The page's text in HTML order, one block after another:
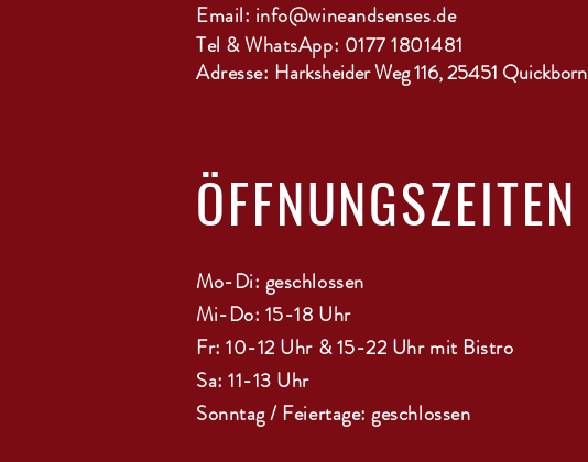
Email: info@wineandsenses.de
Tel & WhatsApp: 0177 1801481
Adresse: Harksheider Weg 116, 25451 Quickborn
ÖFFNUNGSZEITEN
Mo-Di: geschlossen
Mi-Do: 15-18 Uhr
Fr: 10-12 Uhr & 15-22 Uhr mit Bistro
Sa: 11-13 Uhr
Sonntag / Feiertage: geschlossen